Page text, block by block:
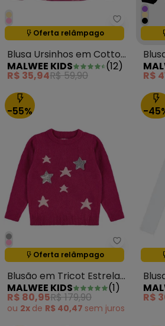
Malwee
Oferta relâmpago
Termina em:01:23:59
Blusa Ursinhos em Cotton
Rosa Escuro
MALWEE KIDS (12)
R$ 35,94R$ 59,90 R$
-55%
Malwee
Oferta relâmpago
Termina em:01:23:59
Blusão em Tricot Estrelas
com Bordadas Rosa
MALWEE KIDS (1)
R$ 80,95R$ 179,90
ou 2x de R$ 40,47 sem juros
-
R$